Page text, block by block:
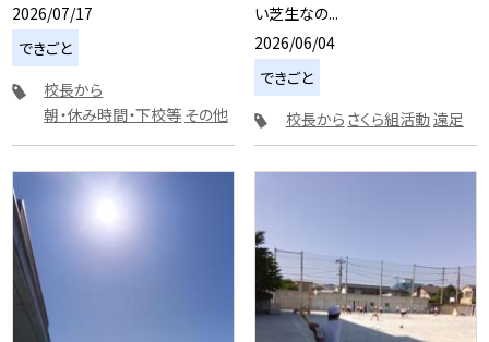
2026/07/17
できごと
校長から
朝・休み時間・下校等 その他
い芝生なの...
2026/06/04
できごと
校長から さくら組活動遠足